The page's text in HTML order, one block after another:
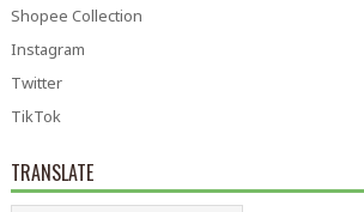
Shopee Collection
Instagram
Twitter
TikTok
TRANSLATE